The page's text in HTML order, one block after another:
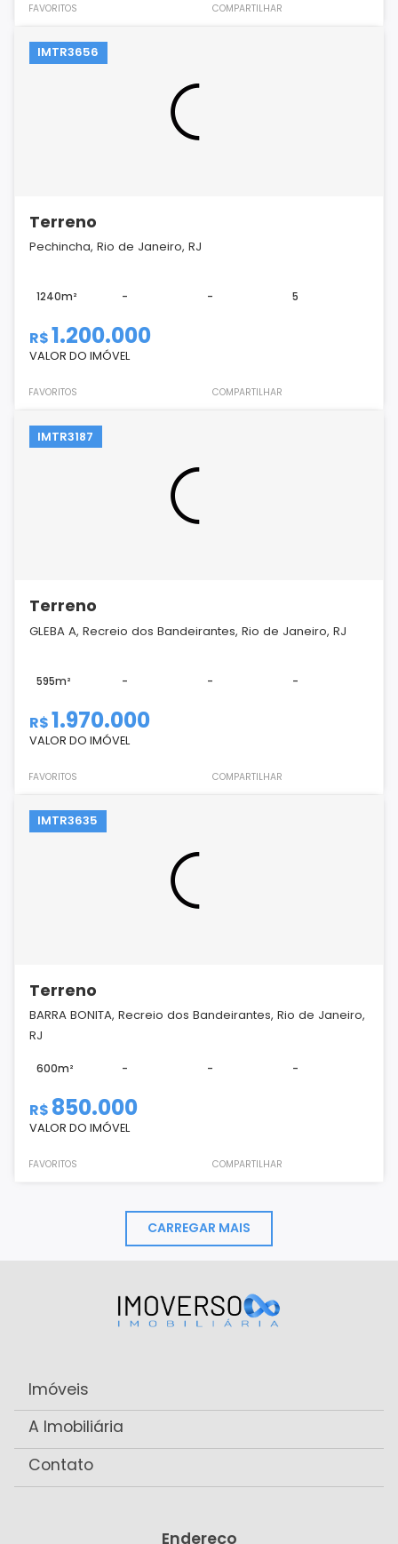
FAVORITOS COMPARTILHAR
IMTR3656
Terreno
Pechincha, Rio de Janeiro, RJ
1240m² - - 5
R$1.200.000
VALOR DO IMÓVEL
FAVORITOS COMPARTILHAR
IMTR3187
Terreno
GLEBA A, Recreio dos Bandeirantes, Rio de Janeiro, RJ
595m² - - -
R$1.970.000
VALOR DO IMÓVEL
FAVORITOS COMPARTILHAR
IMTR3635
Terreno
BARRA BONITA, Recreio dos Bandeirantes, Rio de Janeiro,
RJ
600m² - - -
R$ 850.000
VALOR DO IMÓVEL
FAVORITOS COMPARTILHAR
CARREGAR MAIS
Imóveis
A Imobiliária
Contato
Endereço